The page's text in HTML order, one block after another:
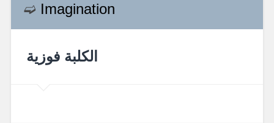
➫ Imagination
الكلبة فوزية